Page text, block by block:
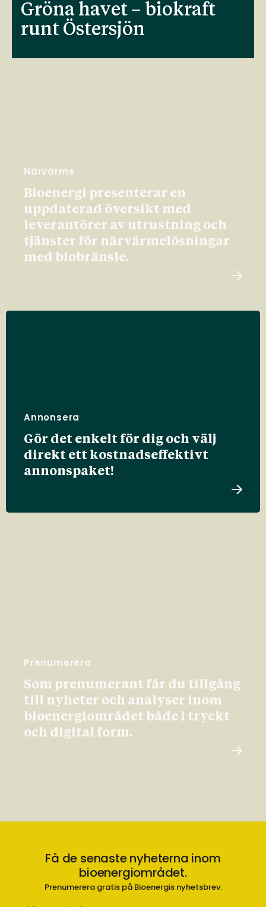
Gröna havet – biokraft
runt Östersjön
Närvärme
Bioenergi presenterar en
uppdaterad översikt med
leverantörer av utrustning och
tjänster för närvärmelösningar
med biobränsle.
Annonsera
Gör det enkelt för dig och välj
direkt ett kostnadseffektivt
annonspaket!
Prenumerera
Som prenumerant får du tillgång
till nyheter och analyser inom
bioenergiområdet både i tryckt
och digital form.
Få de senaste nyheterna inom
bioenergiområdet.
Prenumerera gratis på Bioenergis nyhetsbrev.